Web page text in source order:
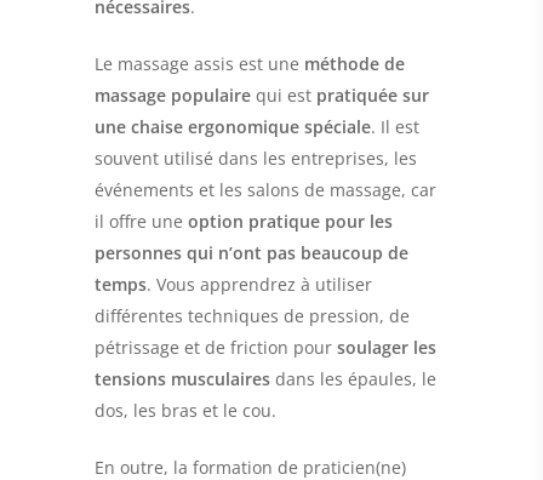
nécessaires.
Le massage assis est une méthode de
massage populairequi est pratiquée sur
une chaise ergonomique spéciale. Il est
souvent utilisé dans les entreprises, les
événements et les salons de massage, car
il offre une option pratique pour les
personnes qui n’ont pas beaucoup de
temps. Vous apprendrez à utiliser
différentes techniques de pression, de
pétrissage et de friction pour soulager les
tensions musculairesdans les épaules, le
dos, les bras et le cou.
En outre, la formation de praticien(ne)